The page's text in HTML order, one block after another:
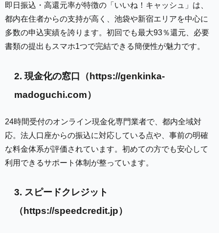
即日振込・高還元率が特徴の「いいね！キャッシュ」は、
都内在住者からの支持が高く、池袋や新宿エリアを中心に
多数の申込実績を誇ります。初回でも最大93％還元、必要
書類の提出もスマホ1つで完結できる簡便性が魅力です。
2. 現金化の窓口（https://genkinka-
madoguchi.com）
24時間受付のオンライン現金化専門業者で、都内全域対
応。法人口座からの振込に対応している点や、事前の明確
な料金体系が評価されています。初めての方でも安心して
利用できるサポート体制が整っています。
3. スピードクレジット
（https://speedcredit.jp）